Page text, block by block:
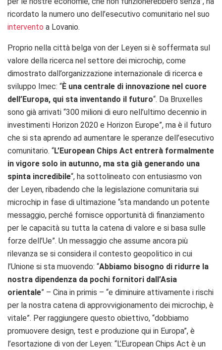
ricordato la numero uno dell’esecutivo comunitario nel suo
intervento a Lovanio.
Proprio nella città belga von der Leyen si è soffermata sul
valore della ricerca nel settore dei microchip, come
dimostrato dall’organizzazione internazionale di ricerca e
sviluppo Imec: “È una centrale di innovazione nel cuore
dell’Europa, qui sta inventando il futuro“. Da Bruxelles
sono già arrivati “300 milioni di euro nell’ultimo decennio in
investimenti Horizon 2020 e Horizon Europe”, ma è il futuro
che si sta aprendo ad aumentare le speranze dell’esecutivo
comunitario. “L’European Chips Act entrerà formalmente
in vigore solo in autunno, ma sta già generando una
spinta incredibile“, ha sottolineato con entusiasmo von
der Leyen, ribadendo che la legislazione comunitaria sui
microchip in fase di ultimazione “sta mandando un potente
messaggio, perché fornisce opportunità di finanziamento
per le capacità su tutta la catena di valore e si basa sulle
forze dell’Ue”. Un messaggio che assume ancora più
rilevanza se si considera il contesto geopolitico in cui
l’Unione si sta muovendo: “Abbiamo bisogno di ridurre la
nostra dipendenza da pochi fornitori dall’Asia
orientale” – Cina in primis – “e diminuire attivamente i rischi
per la nostra catena di approvvigionamento dei microchip, è
vitale”. Per raggiungere questo obiettivo, “dobbiamo
promuovere design, test e produzione qui in Europa”, è
l’esortazione di von der Leyen: “L’European Chips Act è un